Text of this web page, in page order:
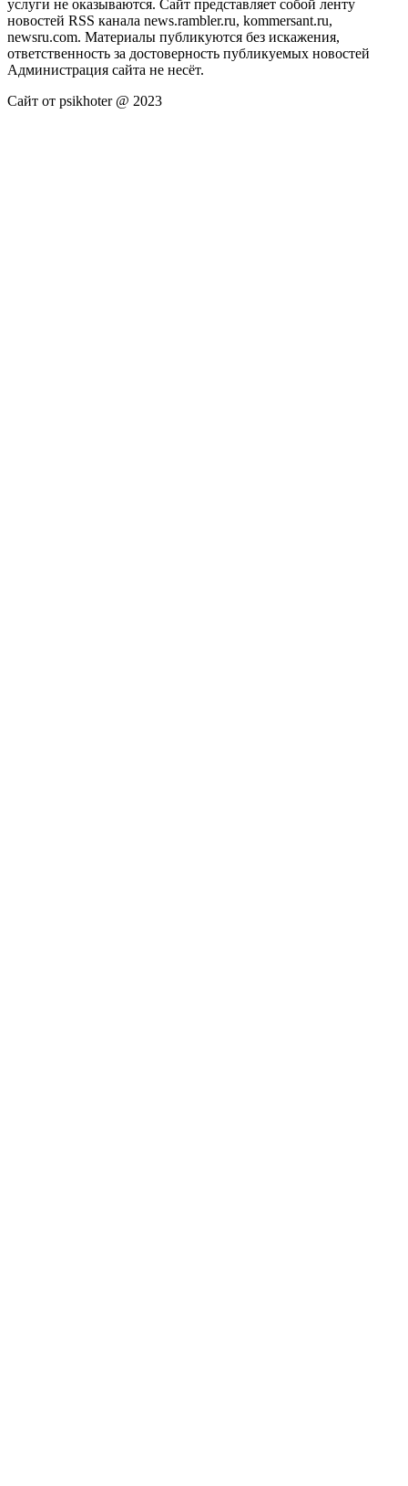
услуги не оказываются. Сайт представляет собой ленту
новостей RSS канала news.rambler.ru, kommersant.ru,
newsru.com. Материалы публикуются без искажения,
ответственность за достоверность публикуемых новостей
Администрация сайта не несёт.
Сайт от psikhoter @ 2023